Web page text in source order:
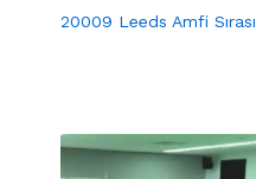
20009 Leeds Amfi Sırası